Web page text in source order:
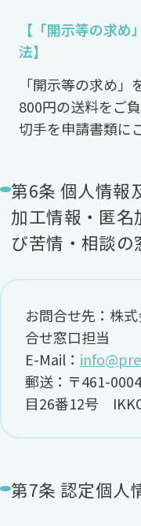
【「開示等の求
法】
「開示等の求め」
800円の送料をご
切手を申請書類に
第6条 個人情報
加工情報・匿名
び苦情・相談の
お問合せ先：株
合せ窓口担当
E-Mail：
郵送：〒461-
目26番12号
第7条 認定個人